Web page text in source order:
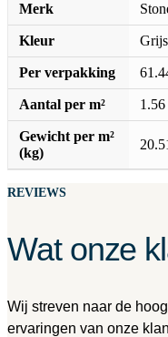
Merk
Kleur
Per verpakking
Aantal per m² 1.56
Gewicht per m²
(kg)
REVIEWS
Wat onze
Wij streven naar de
ervaringen van onze